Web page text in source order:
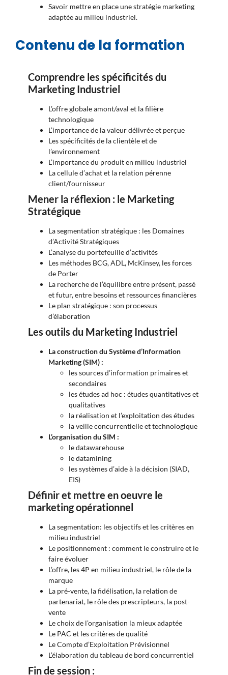
Savoir mettre en place une stratégie marketing
adaptée au milieu industriel.
Contenu de la formation
Comprendre les spécificités du
Marketing Industriel
L’offre globale amont/aval et la filière
technologique
L’importance de la valeur délivrée et perçue
Les spécificités de la clientèle et de
l’environnement
L’importance du produit en milieu industriel
La cellule d’achat et la relation pérenne
client/fournisseur
Mener la réflexion : le Marketing
Stratégique
La segmentation stratégique : les Domaines
d’Activité Stratégiques
L’analyse du portefeuille d’activités
Les méthodes BCG, ADL, McKinsey, les forces
de Porter
La recherche de l’équilibre entre présent, passé
et futur, entre besoins et ressources financières
Le plan stratégique : son processus
d’élaboration
Les outils du Marketing Industriel
La construction du Système d’Information
Marketing (SIM) :
les sources d’information primaires et
secondaires
les études ad hoc : études quantitatives et
qualitatives
la réalisation et l’exploitation des études
la veille concurrentielle et technologique
L’organisation du SIM :
le datawarehouse
le datamining
les systèmes d’aide à la décision (SIAD,
EIS)
Définir et mettre en oeuvre le
marketing opérationnel
La segmentation: les objectifs et les critères en
milieu industriel
Le positionnement : comment le construire et le
faire évoluer
L’offre, les 4P en milieu industriel, le rôle de la
marque
La pré-vente, la fidélisation, la relation de
partenariat, le rôle des prescripteurs, la post-
vente
Le choix de l’organisation la mieux adaptée
Le PAC et les critères de qualité
Le Compte d’Exploitation Prévisionnel
L’élaboration du tableau de bord concurrentiel
Fin de session :